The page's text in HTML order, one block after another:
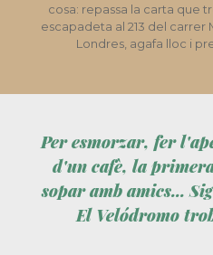
cosa: repassa la carta que
escapadeta al 213 del carrer
Londres, agafa lloc i
Per esmorzar, fer
d'un cafè, la
sopar amb amics...
El Velódromo